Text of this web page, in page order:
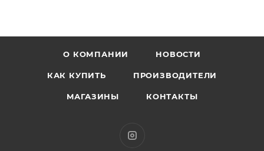
О КОМПАНИИ НОВОСТИ
КАК КУПИТЬ ПРОИЗВОДИТЕЛИ
МАГАЗИНЫ КОНТАКТЫ